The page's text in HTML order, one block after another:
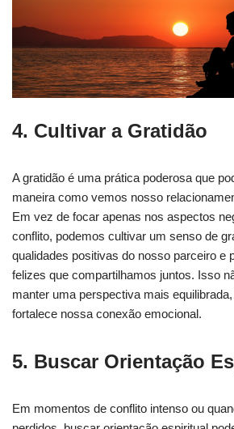
4. Cultivar a Gratidão
A gratidão é uma prática poderosa que
maneira como vemos nosso
Em vez de focar apenas nos aspectos
conflito, podemos cultivar um senso de
qualidades positivas do nosso parceiro e
felizes que compartilhamos juntos. Isso
manter uma perspectiva mais
fortalece nossa conexão emocional.
5. Buscar Orientação
Em momentos de conflito intenso ou